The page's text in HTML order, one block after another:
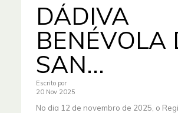
DÁDIVA
BENÉVOLA
SAN...
Escrito por
20 Nov 2025
No dia 12 de novembro de 2025, o